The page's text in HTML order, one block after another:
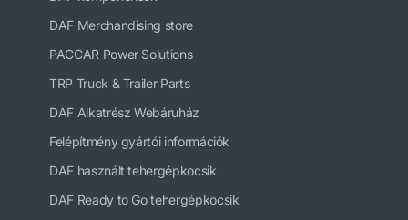
DAF Merchandising store
PACCAR Power Solutions
TRP Truck & Trailer Parts
DAF Alkatrész Webáruház
Felépítmény gyártói információk
DAF használt tehergépkocsik
DAF Ready to Go tehergépkocsik